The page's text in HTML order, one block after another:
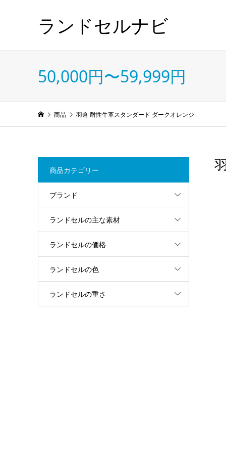
ランドセルナビ
50,000円〜59,999円
商品 羽倉 耐性牛革スタンダード ダークオレンジ
商品カテゴリー
ブランド
ランドセルの主な素材
ランドセルの価格
ランドセルの色
ランドセルの重さ